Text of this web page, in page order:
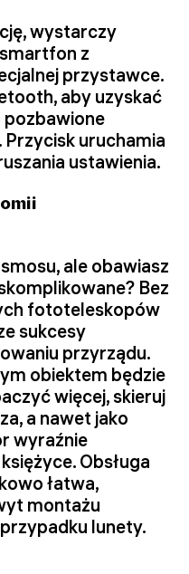
wystarczy
z
przystawce.
aby uzyskać
pozbawione
uruchamia
ustawienia.
ale obawiasz
Bez
fototeleskopów
sukcesy
przyrządu.
obiektem będzie
więcej, skieruj
a nawet jako
wyraźnie
Obsługa
łatwa,
montażu
lunety.